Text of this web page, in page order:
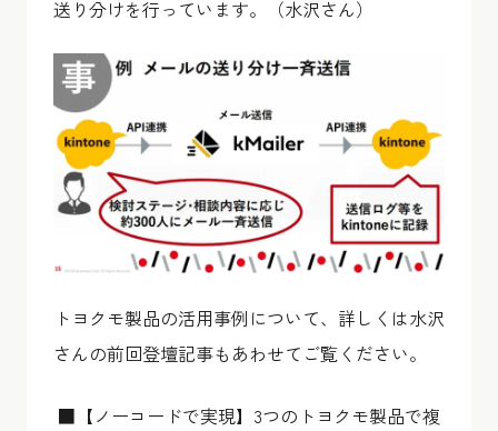
送り分けを行っています。（水沢さん）
トヨクモ製品の活用事例について、詳しくは水沢
さんの前回登壇記事もあわせてご覧ください。
■【ノーコードで実現】3つのトヨクモ製品で複